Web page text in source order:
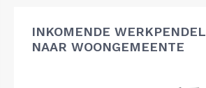
INKOMENDE WERKPENDEL
NAAR WOONGEMEENTE